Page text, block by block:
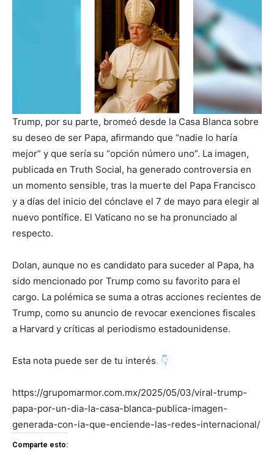
Trump, por su parte, bromeó desde la Casa Blanca sobre
su deseo de ser Papa, afirmando que “nadie lo haría
mejor” y que sería su “opción número uno”. La imagen,
publicada en Truth Social, ha generado controversia en
un momento sensible, tras la muerte del Papa Francisco
y a días del inicio del cónclave el 7 de mayo para elegir al
nuevo pontífice. El Vaticano no se ha pronunciado al
respecto.
Dolan, aunque no es candidato para suceder al Papa, ha
sido mencionado por Trump como su favorito para el
cargo. La polémica se suma a otras acciones recientes de
Trump, como su anuncio de revocar exenciones fiscales
a Harvard y críticas al periodismo estadounidense.
Esta nota puede ser de tu interés. 👇
https://grupomarmor.com.mx/2025/05/03/viral-trump-
papa-por-un-dia-la-casa-blanca-publica-imagen-
generada-con-ia-que-enciende-las-redes-internacional/
Comparte esto: